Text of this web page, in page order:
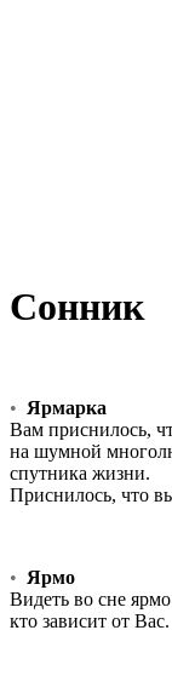
Сонник
• Ярмарка
Вам приснилось,
на шумной
спутника жизни.
Приснилось, что
• Ярмо
Видеть во сне
кто зависит от